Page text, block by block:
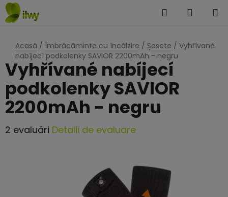
Treci
la
CăutareCOŞ
Acasă / Îmbrăcăminte cu încălzire / Șosete / Vyhřívané
nabíjecí podkolenky SAVIOR 2200mAh - negru
Vyhřívané nabíjecí
podkolenky SAVIOR
2200mAh - negru
Evaluarea
2 evaluări Detalii de evaluare